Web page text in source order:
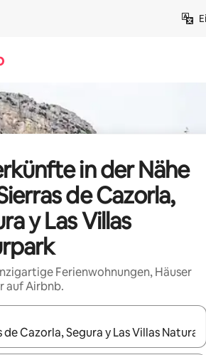
in der Nähe
de Cazorla,
y Las Villas
Ferienwohnungen, Häuser
auf Airbnb.
verfügbar sind, navigiere mit den